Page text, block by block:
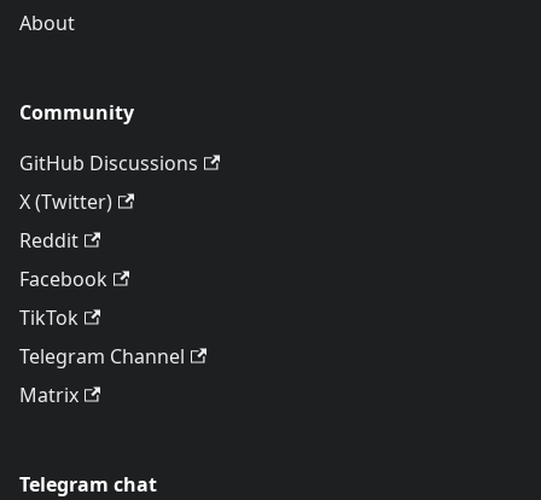
About
Community
GitHub Discussions
X (Twitter)
Reddit
Facebook
TikTok
Telegram Channel
Matrix
Telegram chat